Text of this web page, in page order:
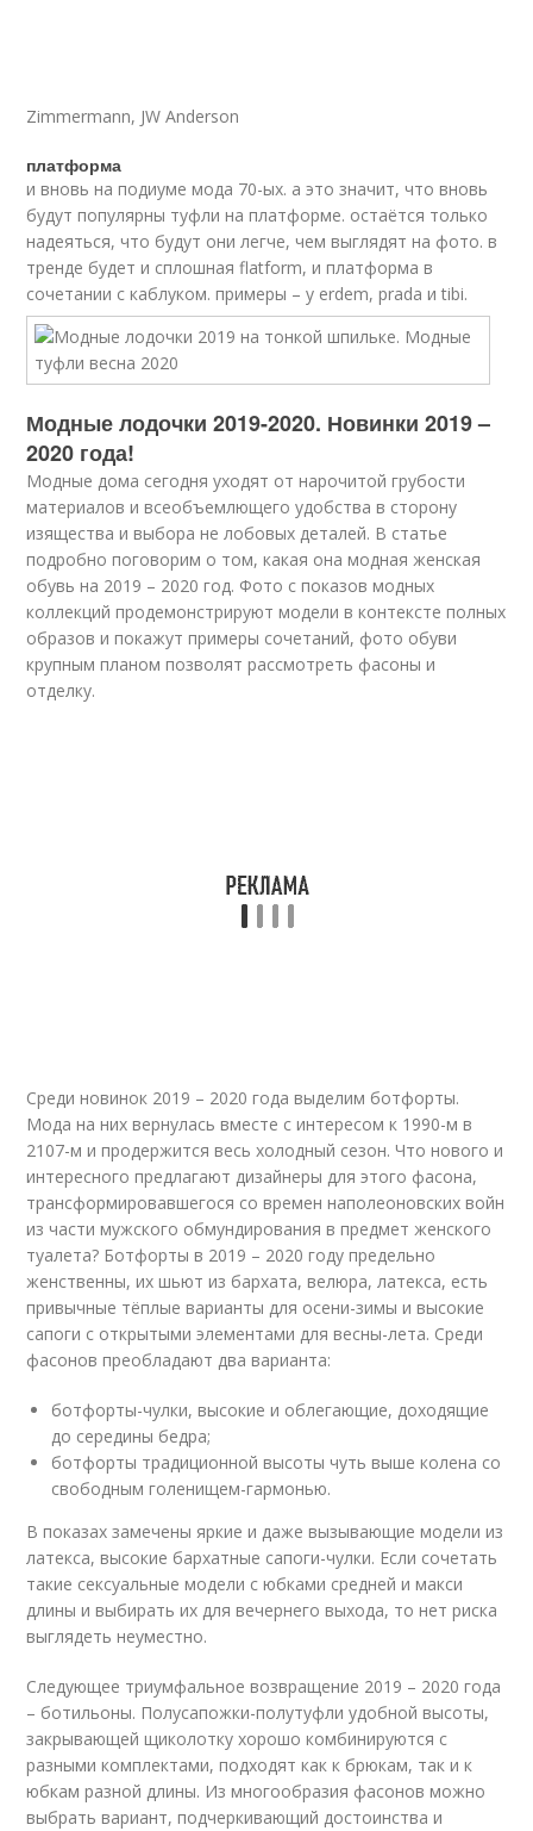
Zimmermann, JW Anderson
платформа
и вновь на подиуме мода 70-ых. а это значит, что вновь
будут популярны туфли на платформе. остаётся только
надеяться, что будут они легче, чем выглядят на фото. в
тренде будет и сплошная flatform, и платформа в
сочетании с каблуком. примеры – у erdem, prada и tibi.
Модные лодочки 2019-2020. Новинки 2019 –
2020 года!
Модные дома сегодня уходят от нарочитой грубости
материалов и всеобъемлющего удобства в сторону
изящества и выбора не лобовых деталей. В статье
подробно поговорим о том, какая она модная женская
обувь на 2019 – 2020 год. Фото с показов модных
коллекций продемонстрируют модели в контексте полных
образов и покажут примеры сочетаний, фото обуви
крупным планом позволят рассмотреть фасоны и
отделку.
Среди новинок 2019 – 2020 года выделим ботфорты.
Мода на них вернулась вместе с интересом к 1990-м в
2107-м и продержится весь холодный сезон. Что нового и
интересного предлагают дизайнеры для этого фасона,
трансформировавшегося со времен наполеоновских войн
из части мужского обмундирования в предмет женского
туалета? Ботфорты в 2019 – 2020 году предельно
женственны, их шьют из бархата, велюра, латекса, есть
привычные тёплые варианты для осени-зимы и высокие
сапоги с открытыми элементами для весны-лета. Среди
фасонов преобладают два варианта:
ботфорты-чулки, высокие и облегающие, доходящие
до середины бедра;
ботфорты традиционной высоты чуть выше колена со
свободным голенищем-гармонью.
В показах замечены яркие и даже вызывающие модели из
латекса, высокие бархатные сапоги-чулки. Если сочетать
такие сексуальные модели с юбками средней и макси
длины и выбирать их для вечернего выхода, то нет риска
выглядеть неуместно.
Следующее триумфальное возвращение 2019 – 2020 года
– ботильоны. Полусапожки-полутуфли удобной высоты,
закрывающей щиколотку хорошо комбинируются с
разными комплектами, подходят как к брюкам, так и к
юбкам разной длины. Из многообразия фасонов можно
выбрать вариант, подчеркивающий достоинства и